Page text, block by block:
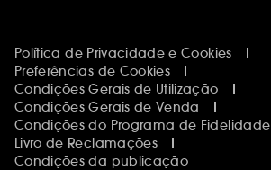
Política de Privacidade e Cookies
Preferências de Cookies
Condições Gerais de Utilização
Condições Gerais de Venda
Condições do Programa de Fidelidade
Livro de Reclamações
Condições da publicação